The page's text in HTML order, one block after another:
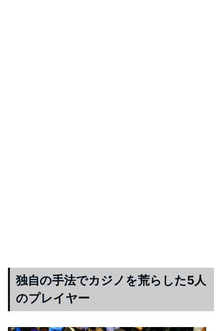
独自の手法でカジノを荒らした5人
のプレイヤー